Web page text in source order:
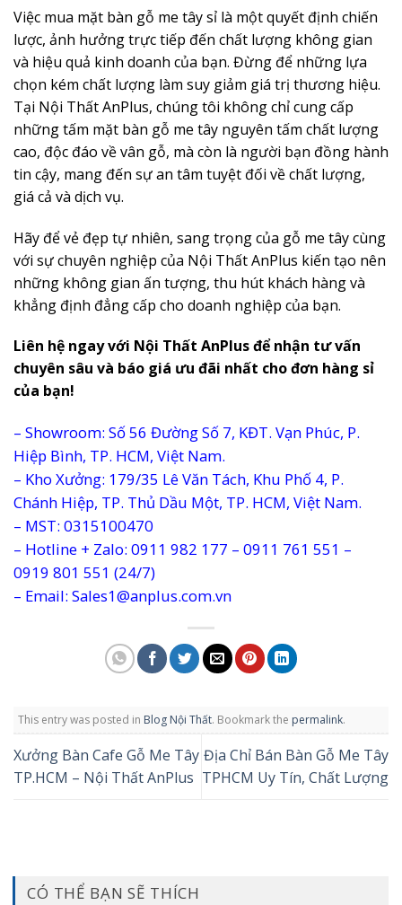
Việc mua mặt bàn gỗ me tây sỉ là một quyết định chiến
lược, ảnh hưởng trực tiếp đến chất lượng không gian
và hiệu quả kinh doanh của bạn. Đừng để những lựa
chọn kém chất lượng làm suy giảm giá trị thương hiệu.
Tại Nội Thất AnPlus, chúng tôi không chỉ cung cấp
những tấm mặt bàn gỗ me tây nguyên tấm chất lượng
cao, độc đáo về vân gỗ, mà còn là người bạn đồng hành
tin cậy, mang đến sự an tâm tuyệt đối về chất lượng,
giá cả và dịch vụ.
Hãy để vẻ đẹp tự nhiên, sang trọng của gỗ me tây cùng
với sự chuyên nghiệp của Nội Thất AnPlus kiến tạo nên
những không gian ấn tượng, thu hút khách hàng và
khẳng định đẳng cấp cho doanh nghiệp của bạn.
Liên hệ ngay với Nội Thất AnPlus để nhận tư vấn
chuyên sâu và báo giá ưu đãi nhất cho đơn hàng sỉ
của bạn!
– Showroom: Số 56 Đường Số 7, KĐT. Vạn Phúc, P.
Hiệp Bình, TP. HCM, Việt Nam.
– Kho Xưởng: 179/35 Lê Văn Tách, Khu Phố 4, P.
Chánh Hiệp, TP. Thủ Dầu Một, TP. HCM, Việt Nam.
– MST: 0315100470
– Hotline + Zalo: 0911 982 177 – 0911 761 551 –
0919 801 551 (24/7)
– Email: Sales1@anplus.com.vn
This entry was posted in Blog Nội Thất. Bookmark the permalink.
Xưởng Bàn Cafe Gỗ Me Tây
TP.HCM – Nội Thất AnPlus
Địa Chỉ Bán Bàn Gỗ Me Tây
TPHCM Uy Tín, Chất Lượng
CÓ THỂ BẠN SẼ THÍCH